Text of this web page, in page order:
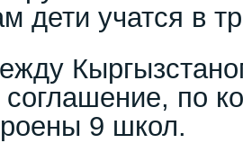
дети учатся в
по
9 школ.